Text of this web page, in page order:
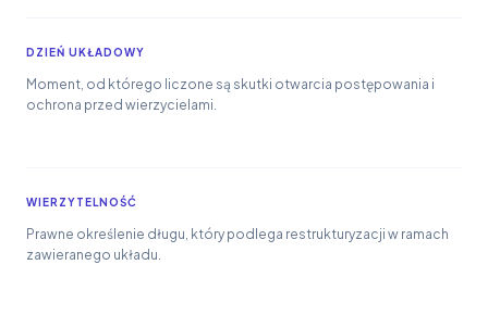
DZIEŃ UKŁADOWY
Moment, od którego liczone są skutki otwarcia postępowania i
ochrona przed wierzycielami.
WIERZYTELNOŚĆ
Prawne określenie długu, który podlega restrukturyzacji w ramach
zawieranego układu.